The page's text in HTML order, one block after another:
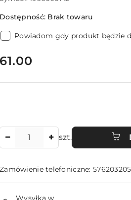
Dostępność: Brak towaru
Powiadom gdy produkt będzie
cena:
61.00
szt.
Zamówienie telefoniczne: 576203205
Dostępność
Wysyłka w